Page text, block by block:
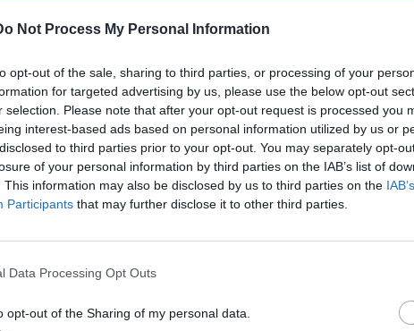
Not Process My Personal Information
opt-out of the sale, sharing to third parties, or processing of your
for targeted advertising by us, please use the below opt-out
selection. Please note that after your opt-out request is processed you
interest-based ads based on personal information utilized by us or
to third parties prior to your opt-out. You may separately opt-
of your personal information by third parties on the IAB’s list of
This information may also be disclosed by us to third parties on the
Participants that may further disclose it to other third parties.
Data Processing Opt Outs
opt-out of the Sharing of my personal data.